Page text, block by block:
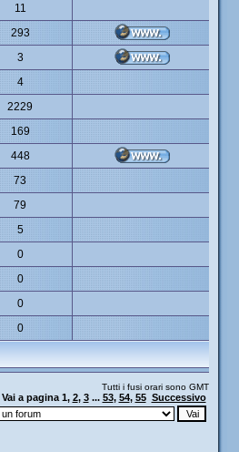
11
293
3
4
2229
169
448
73
79
5
0
0
0
0
Tutti i fusi orari sono GMT
Vai a pagina 1, 2, 3... 53, 54, 55 Successivo